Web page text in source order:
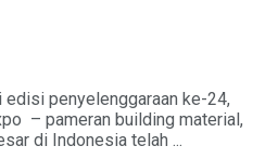
penyelenggaraan ke-24,
– pameran building material,
di Indonesia telah ...